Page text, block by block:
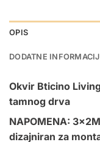
OPIS
DODATNE
Okvir Bticino
tamnog drva
NAPOMENA:
dizajniran za